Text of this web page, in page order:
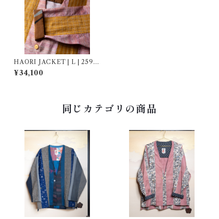
HAORI JACKET | L | 25901
7
¥34,100
同じカテゴリの商品